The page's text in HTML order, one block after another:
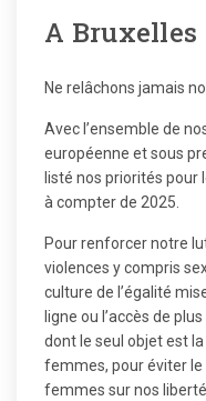
A Bruxelles
Ne relâchons jamais
Avec l’ensemble de
européenne et sous
listé nos priorités
à compter de 2025.
Pour renforcer notre
violences y compris
culture de l’égalité
ligne ou l’accès de
dont le seul objet est
femmes, pour éviter le
femmes sur nos